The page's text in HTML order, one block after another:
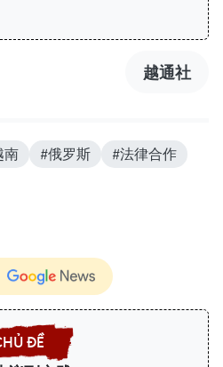
越通社
南 #俄罗斯
#法律合作